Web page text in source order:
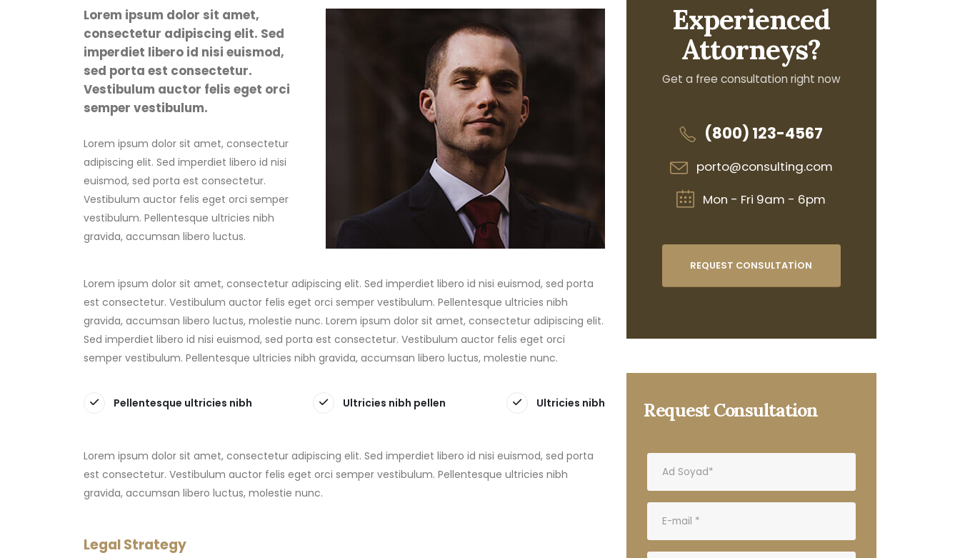
Lorem ipsum dolor sit amet,
consectetur adipiscing elit. Sed
imperdiet libero id nisi euismod,
sed porta est consectetur.
Vestibulum auctor felis eget orci
semper vestibulum.
Lorem ipsum dolor sit amet, consectetur
adipiscing elit. Sed imperdiet libero id nisi
euismod, sed porta est consectetur.
Vestibulum auctor felis eget orci semper
vestibulum. Pellentesque ultricies nibh
gravida, accumsan libero luctus.
Lorem ipsum dolor sit amet, consectetur adipiscing elit. Sed imperdiet libero id nisi euismod, sed porta
est consectetur. Vestibulum auctor felis eget orci semper vestibulum. Pellentesque ultricies nibh
gravida, accumsan libero luctus, molestie nunc. Lorem ipsum dolor sit amet, consectetur adipiscing elit.
Sed imperdiet libero id nisi euismod, sed porta est consectetur. Vestibulum auctor felis eget orci
semper vestibulum. Pellentesque ultricies nibh gravida, accumsan libero luctus, molestie nunc.
Pellentesque ultricies nibh Ultricies nibh pellen Ultricies nibh
Lorem ipsum dolor sit amet, consectetur adipiscing elit. Sed imperdiet libero id nisi euismod, sed porta
est consectetur. Vestibulum auctor felis eget orci semper vestibulum. Pellentesque ultricies nibh
gravida, accumsan libero luctus, molestie nunc.
Legal Strategy
Experienced
Attorneys?
Get a free consultation right now
(800) 123-4567
porto@consulting.com
Mon - Fri 9am - 6pm
REQUEST CONSULTATION
Request Consultation